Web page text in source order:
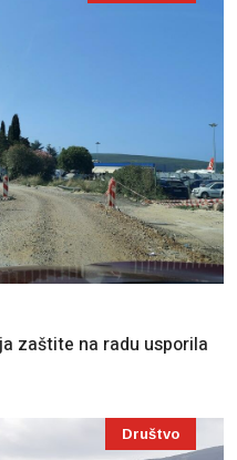
zaštite na radu usporila
Društvo